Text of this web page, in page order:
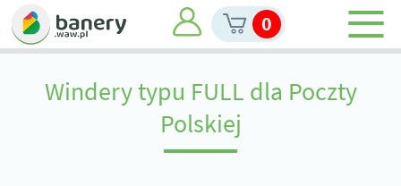
0
Windery typu FULL dla Poczty
Polskiej